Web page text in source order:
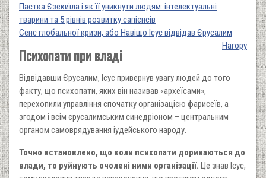
Пастка Єзекиїла і як її уникнути людям: інтелектуальні
тварини та 5 рівнів розвитку сапієнсів
Сенс глобальної кризи, або Навіщо Ісус відвідав Єрусалим
Нагору
Психопати при владі
Відвідавши Єрусалим, Ісус привернув увагу людей до того
факту, що психопати, яких він називав «археїсами»,
перехопили управління спочатку організацією фарисеїв, а
згодом і всім єрусалимським синедріоном – центральним
органом самоврядування іудейського народу.
Точно встановлено, що коли психопати дориваються до
влади, то руйнують очолені ними організації. Це знав Ісус,